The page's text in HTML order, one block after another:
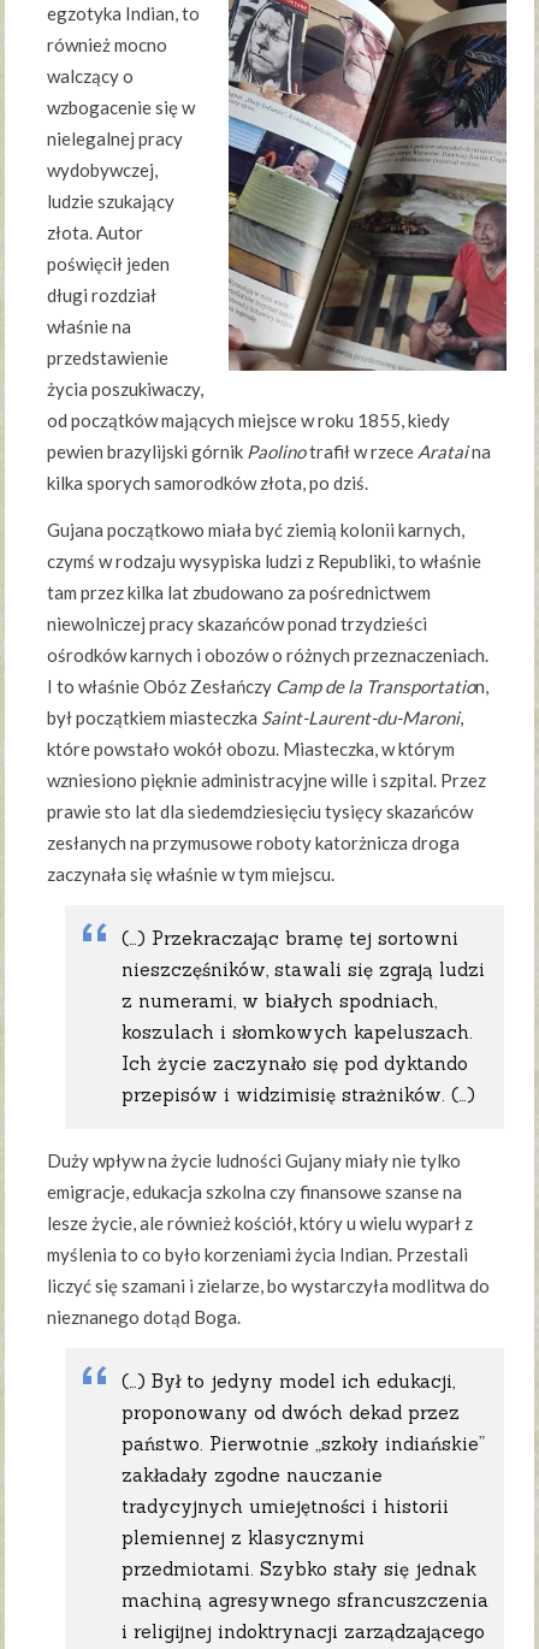
egzotyka Indian, to
również mocno
walczący o
wzbogacenie się w
nielegalnej pracy
wydobywczej,
ludzie szukający
złota. Autor
poświęcił jeden
długi rozdział
właśnie na
przedstawienie
życia poszukiwaczy,
od początków mających miejsce w roku 1855, kiedy
pewien brazylijski górnik Paolinotrafił w rzece Arataina
kilka sporych samorodków złota, po dziś.
Gujana początkowo miała być ziemią kolonii karnych,
czymś w rodzaju wysypiska ludzi z Republiki, to właśnie
tam przez kilka lat zbudowano za pośrednictwem
niewolniczej pracy skazańców ponad trzydzieści
ośrodków karnych i obozów o różnych przeznaczeniach.
I to właśnie Obóz Zesłańczy Camp de la Transportation,
był początkiem miasteczka Saint-Laurent-du-Maroni,
które powstało wokół obozu. Miasteczka, w którym
wzniesiono pięknie administracyjne wille i szpital. Przez
prawie sto lat dla siedemdziesięciu tysięcy skazańców
zesłanych na przymusowe roboty katorżnicza droga
zaczynała się właśnie w tym miejscu.
(…) Przekraczając bramę tej sortowni
nieszczęśników, stawali się zgrają ludzi
z numerami, w białych spodniach,
koszulach i słomkowych kapeluszach.
Ich życie zaczynało się pod dyktando
przepisów i widzimisię strażników. (…)
Duży wpływ na życie ludności Gujany miały nie tylko
emigracje, edukacja szkolna czy finansowe szanse na
lesze życie, ale również kościół, który u wielu wyparł z
myślenia to co było korzeniami życia Indian. Przestali
liczyć się szamani i zielarze, bo wystarczyła modlitwa do
nieznanego dotąd Boga.
(…) Był to jedyny model ich edukacji,
proponowany od dwóch dekad przez
państwo. Pierwotnie „szkoły indiańskie”
zakładały zgodne nauczanie
tradycyjnych umiejętności i historii
plemiennej z klasycznymi
przedmiotami. Szybko stały się jednak
machiną agresywnego sfrancuszczenia
i religijnej indoktrynacji zarządzającego